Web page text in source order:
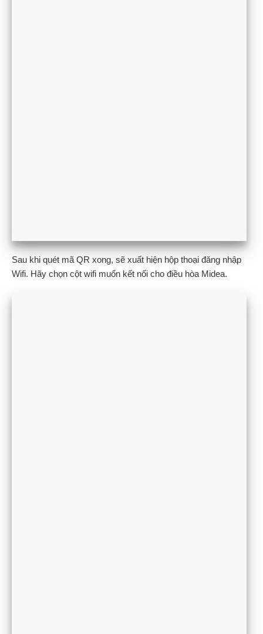
Sau khi quét mã QR xong, sẽ xuất hiện hộp thoại đăng nhập
Wifi. Hãy chọn cột wifi muốn kết nối cho điều hòa Midea.